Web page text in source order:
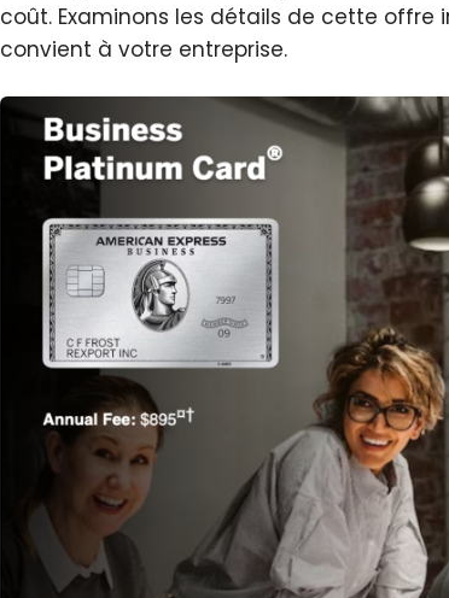
coût. Examinons les détails de cette
convient à votre entreprise.